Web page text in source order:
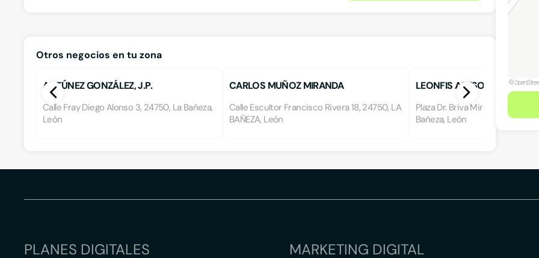
Otros negocios en tu zona
ANTÚNEZ GONZÁLEZ, J.P.
Calle Fray Diego Alonso 3, 24750, La Bañeza,
León
CARLOS MUÑOZ MIRANDA
Calle Escultor Francisco Rivera 18, 24750, LA
BAÑEZA, León
LEONFIS ASESORES, S.L.
Plaza Dr. Briva Miravent 5, 1 B,
Bañeza, León
PLANES DIGITALES MARKETING DIGITAL